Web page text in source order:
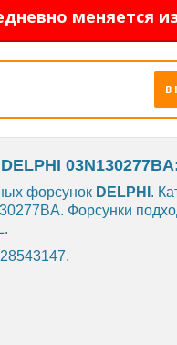
меняется
В
форсунок DELPHI .
Форсунки